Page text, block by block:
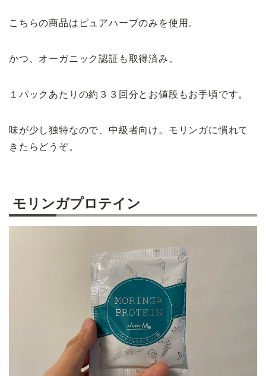
こちらの商品はピュアハーブのみを使用。
かつ、オーガニック認証も取得済み。
１パックあたりの約３３回分とお値段もお手頃です。
味が少し独特なので、中級者向け。モリンガに慣れて
きたらどうぞ。
モリンガプロテイン